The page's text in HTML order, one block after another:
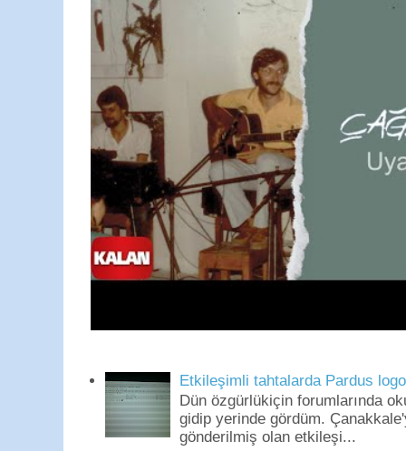
Etkileşimli tahtalarda Pardus
Dün özgürlükiçin forumlarında
gidip yerinde gördüm.
gönderilmiş olan etkileşi...